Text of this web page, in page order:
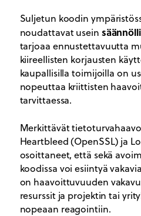
Suljetun koodin
noudattavat usein
tarjoaa ennustettavuutta
kiireellisten korjausten
kaupallisilla toimijoilla on
nopeuttaa kriittisten
tarvittaessa.
Merkittävät
Heartbleed (OpenSSL) ja
osoittaneet, että sekä
koodissa voi esiintyä
on haavoittuvuuden
resurssit ja projektin tai
nopeaan reagointiin.